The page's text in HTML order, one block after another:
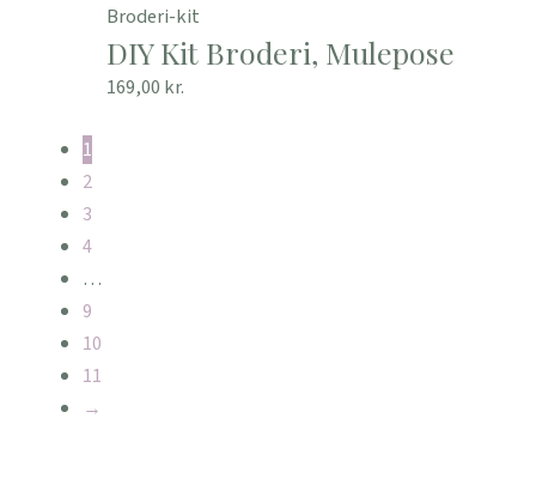
Broderi-kit
DIY Kit Broderi, Mulepose
169,00 kr.
1
2
3
4
…
9
10
11
→